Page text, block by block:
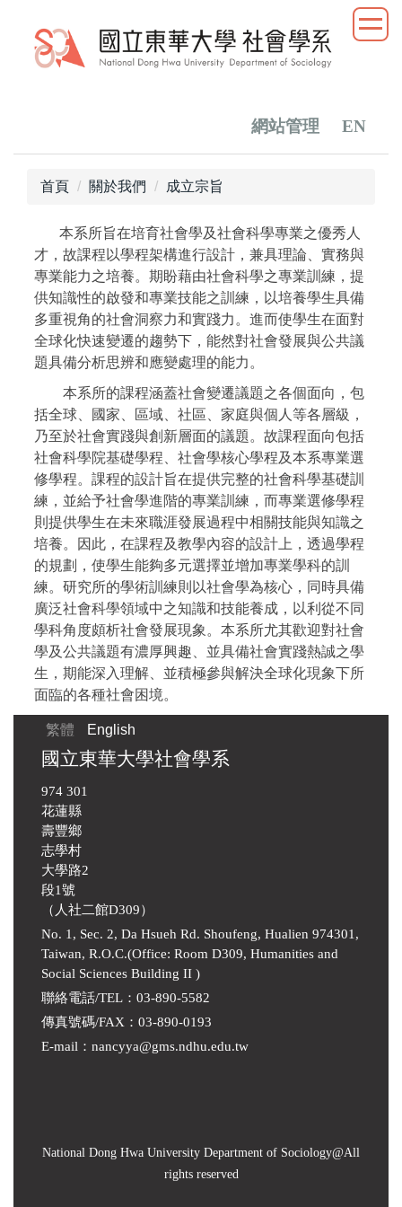
網站管理 EN
首頁 關於我們 成立宗旨
本系所旨在培育社會學及社會科學專業之優秀人
才，故課程以學程架構進行設計，兼具理論、實務與
專業能力之培養。期盼藉由社會科學之專業訓練，提
供知識性的啟發和專業技能之訓練，以培養學生具備
多重視角的社會洞察力和實踐力。進而使學生在面對
全球化快速變遷的趨勢下，能然對社會發展與公共議
題具備分析思辨和應變處理的能力。
本系所的課程涵蓋社會變遷議題之各個面向，包
括全球、國家、區域、社區、家庭與個人等各層級，
乃至於社會實踐與創新層面的議題。故課程面向包括
社會科學院基礎學程、社會學核心學程及本系專業選
修學程。課程的設計旨在提供完整的社會科學基礎訓
練，並給予社會學進階的專業訓練，而專業選修學程
則提供學生在未來職涯發展過程中相關技能與知識之
培養。因此，在課程及教學內容的設計上，透過學程
的規劃，使學生能夠多元選擇並增加專業學科的訓
練。研究所的學術訓練則以社會學為核心，同時具備
廣泛社會科學領域中之知識和技能養成，以利從不同
學科角度頗析社會發展現象。本系所尤其歡迎對社會
學及公共議題有濃厚興趣、並具備社會實踐熱誠之學
生，期能深入理解、並積極參與解決全球化現象下所
面臨的各種社會困境。
繁體 English
國立東華大學社會學系
974 301
花蓮縣
壽豐鄉
志學村
大學路2
段1號
（人社二館D309）
No. 1, Sec. 2, Da Hsueh Rd. Shoufeng, Hualien 974301,
Taiwan, R.O.C.(Office: Room D309, Humanities and
Social Sciences Building II )
聯絡電話/TEL：03-890-5582
傳真號碼/FAX：03-890-0193
E-mail ： nancyya@gms.ndhu.edu.tw
National Dong Hwa University Department of Sociology@All
rights reserved